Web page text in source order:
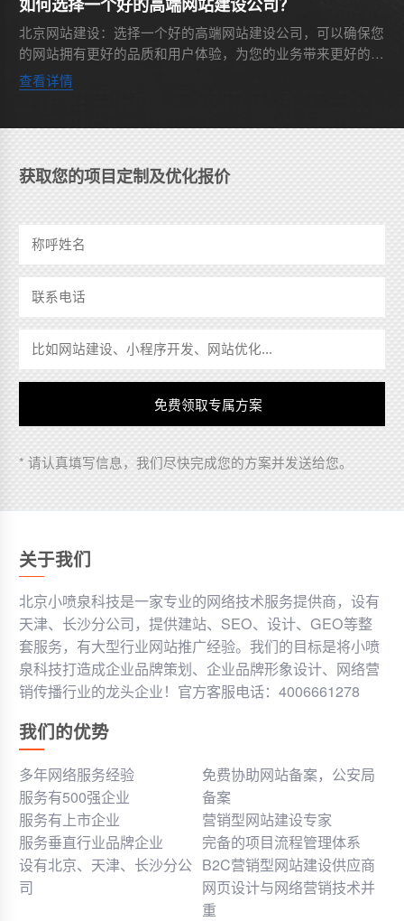
北京网站建设：选择一个好的高端网站建设公司，可以确保您
的网站拥有更好的品质和用户体验，为您的业务带来更好的宣
传和销售效果。以下是几点建议供您参考：1. 经验丰富的团
队：一个好...
查看详情
获取您的项目定制及优化报价
* 请认真填写信息，我们尽快完成您的方案并发送给您。
关于我们
北京小喷泉科技是一家专业的网络技术服务提供商，设有
天津、长沙分公司，提供建站、SEO、设计、GEO等整
套服务，有大型行业网站推广经验。我们的目标是将小喷
泉科技打造成企业品牌策划、企业品牌形象设计、网络营
销传播行业的龙头企业！官方客服电话：4006661278
我们的优势
多年网络服务经验
服务有500强企业
服务有上市企业
服务垂直行业品牌企业
设有北京、天津、长沙分公
司
免费协助网站备案，公安局
备案
营销型网站建设专家
完备的项目流程管理体系
B2C营销型网站建设供应商
网页设计与网络营销技术并
重